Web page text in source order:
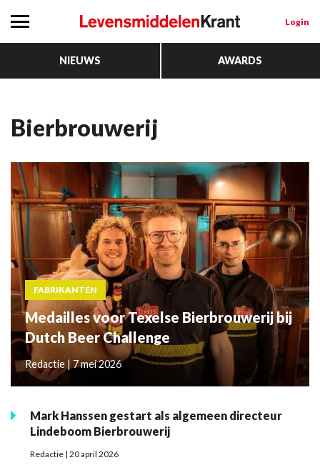
Login
NIEUWS AWARDS
Bierbrouwerij
FABRIKANTEN
Medailles voor Texelse Bierbrouwerij bij
Dutch Beer Challenge
Redactie | 7 mei 2026
Mark Hanssen gestart als algemeen directeur
Lindeboom Bierbrouwerij
Redactie | 20 april 2026